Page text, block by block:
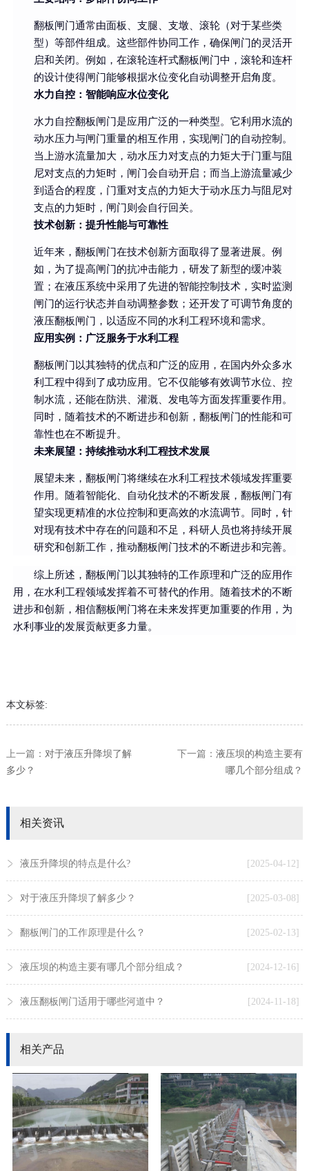
翻板闸门通常由面板、支腿、支墩、滚轮（对于某些类
型）等部件组成。这些部件协同工作，确保闸门的灵活开
启和关闭。例如，在滚轮连杆式翻板闸门中，滚轮和连杆
的设计使得闸门能够根据水位变化自动调整开启角度。
水力自控：智能响应水位变化
水力自控翻板闸门是应用广泛的一种类型。它利用水流的
动水压力与闸门重量的相互作用，实现闸门的自动控制。
当上游水流量加大，动水压力对支点的力矩大于门重与阻
尼对支点的力矩时，闸门会自动开启；而当上游流量减少
到适合的程度，门重对支点的力矩大于动水压力与阻尼对
支点的力矩时，闸门则会自行回关。
技术创新：提升性能与可靠性
近年来，翻板闸门在技术创新方面取得了显著进展。例
如，为了提高闸门的抗冲击能力，研发了新型的缓冲装
置；在液压系统中采用了先进的智能控制技术，实时监测
闸门的运行状态并自动调整参数；还开发了可调节角度的
液压翻板闸门，以适应不同的水利工程环境和需求。
应用实例：广泛服务于水利工程
翻板闸门以其独特的优点和广泛的应用，在国内外众多水
利工程中得到了成功应用。它不仅能够有效调节水位、控
制水流，还能在防洪、灌溉、发电等方面发挥重要作用。
同时，随着技术的不断进步和创新，翻板闸门的性能和可
靠性也在不断提升。
未来展望：持续推动水利工程技术发展
展望未来，翻板闸门将继续在水利工程技术领域发挥重要
作用。随着智能化、自动化技术的不断发展，翻板闸门有
望实现更精准的水位控制和更高效的水流调节。同时，针
对现有技术中存在的问题和不足，科研人员也将持续开展
研究和创新工作，推动翻板闸门技术的不断进步和完善。
综上所述，翻板闸门以其独特的工作原理和广泛的应用作
用，在水利工程领域发挥着不可替代的作用。随着技术的不断
进步和创新，相信翻板闸门将在未来发挥更加重要的作用，为
水利事业的发展贡献更多力量。
本文标签:
上一篇： 对于液压升降坝了解
多少？
下一篇：液压坝的构造主要有
哪几个部分组成？
相关资讯
[2025-04-12]
液压升降坝的特点是什么?
[2025-03-08]
对于液压升降坝了解多少？
[2025-02-13]
翻板闸门的工作原理是什么？
[2024-12-16]
液压坝的构造主要有哪几个部分组成？
[2024-11-18]
液压翻板闸门适用于哪些河道中？
相关产品